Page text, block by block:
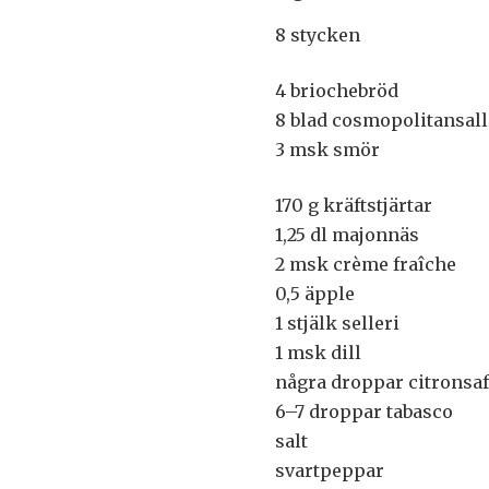
8 stycken
4 briochebröd
8 blad
3 msk smör
170 g kräftstjärtar
1,25 dl majonnäs
2 msk crème fraîche
0,5 äpple
1 stjälk selleri
1 msk dill
några droppar
6–7 droppar tabasco
salt
svartpeppar